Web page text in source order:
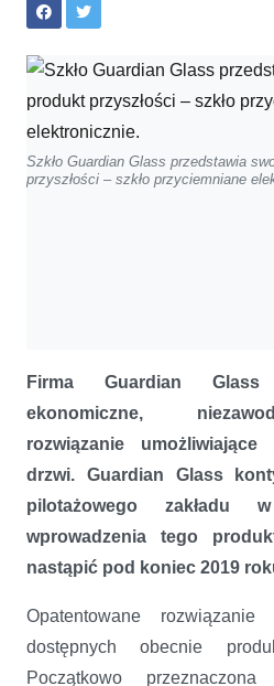
Szkło Guardian Glass przedstawia
przyszłości – szkło przyciemniane
Firma Guardian Glass
ekonomiczne,
rozwiązanie
drzwi. Guardian Glass
pilotażowego
wprowadzenia tego
nastąpić pod koniec 2019
Opatentowane
dostępnych obecnie
Początkowo